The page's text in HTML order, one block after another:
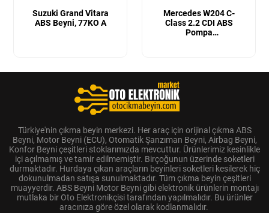
Suzuki Grand Vitara
ABS Beyni, 77KO A
Mercedes W204 C-
Class 2.2 CDI ABS
Pompa
Türkiye'nin çıkma beyin merkezi. Her araç için orijinal çıkma ABS
Beyni, Motor Beyni (ECU), Otomatik Şanzıman Beyni, Airbag Beyni,
Konfor Beyni çeşitleri stoklarımızda mevcuttur. Ürünlerimiz kesinlikle
içi açılmamış ve tamir edilmemiştir. Birçoğunun üzerinde soketleri
durmaktadır. Hurdaya çıkan araçların beyinleri soketleri kesilerek hiç
dokunulmadan satışa sunulmaktadır. Tüm çıkma beyin çeşitleri
muayyerdir. ABS Beyni Motor Beyni gibi elektronik ürünlerin montajı
mutlaka bir Oto Elektronikçisi tarafından yapılmalıdır. Bu ürünler
aracınıza göre özel olarak kodlanmalıdır.